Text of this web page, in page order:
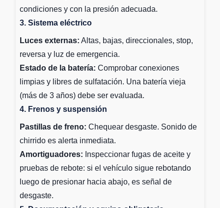
condiciones y con la presión adecuada.
3. Sistema eléctrico
Luces externas: Altas, bajas, direccionales, stop,
reversa y luz de emergencia.
Estado de la batería: Comprobar conexiones
limpias y libres de sulfatación. Una batería vieja
(más de 3 años) debe ser evaluada.
4. Frenos y suspensión
Pastillas de freno: Chequear desgaste. Sonido de
chirrido es alerta inmediata.
Amortiguadores: Inspeccionar fugas de aceite y
pruebas de rebote: si el vehículo sigue rebotando
luego de presionar hacia abajo, es señal de
desgaste.